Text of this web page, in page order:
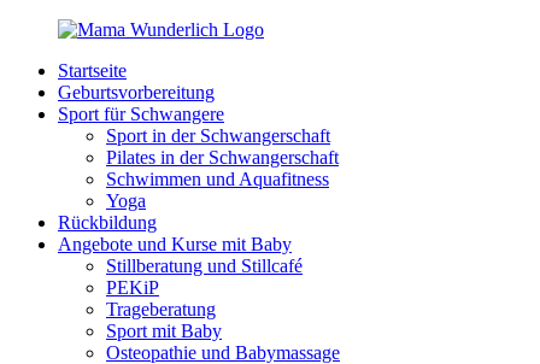
Zurück
Inhalt
MamaWunderlich.de
Mutti
sein
wunderbar!
Startseite
Geburtsvorbereitung
Sport für Schwangere
Sport in der Schwangerschaft
Pilates in der Schwangerschaft
Schwimmen und Aquafitness
Yoga
Rückbildung
Angebote und Kurse mit Baby
Stillberatung und Stillcafé
PEKiP
Trageberatung
Sport mit Baby
Osteopathie und Babymassage